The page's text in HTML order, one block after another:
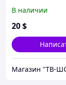
В наличии
20$